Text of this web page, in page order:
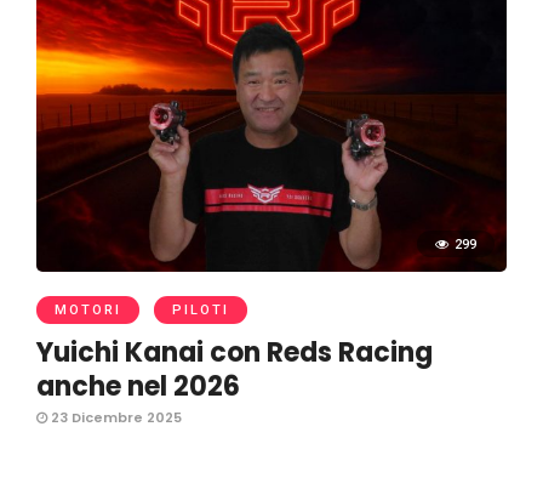
299
MOTORI PILOTI
Yuichi Kanai con Reds Racing
anche nel 2026
23 Dicembre 2025